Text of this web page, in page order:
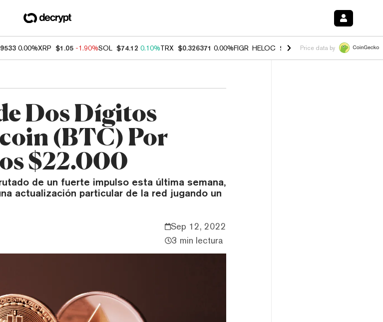
0.00%XRP $1.05 -1.90%SOL $74.12 0.10%TRX $0.326371 0.00%FIGR_HELOC $1.033 3.00%HYPE $56.43
Price data by
Dos Dígitos
(BTC) Por
$22.000
de un fuerte impulso esta última semana,
actualización particular de la red jugando un
Sep 12, 2022
3 min lectura